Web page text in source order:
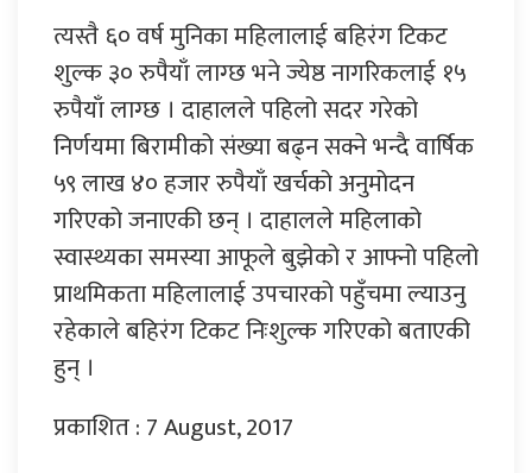
त्यस्तै ६० वर्ष मुनिका महिलालाई बहिरंग टिकट
शुल्क ३० रुपैयाँ लाग्छ भने ज्येष्ठ नागरिकलाई १५
रुपैयाँ लाग्छ । दाहालले पहिलो सदर गरेको
निर्णयमा बिरामीको संख्या बढ्न सक्ने भन्दै वार्षिक
५९ लाख ४० हजार रुपैयाँ खर्चको अनुमोदन
गरिएको जनाएकी छन् । दाहालले महिलाको
स्वास्थ्यका समस्या आफूले बुझेको र आफ्नो पहिलो
प्राथमिकता महिलालाई उपचारको पहुँचमा ल्याउनु
रहेकाले बहिरंग टिकट निःशुल्क गरिएको बताएकी
हुन् ।
प्रकाशित : 7 August, 2017